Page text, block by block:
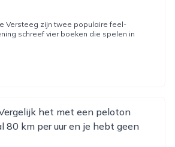
Versteeg zijn twee populaire feel-
schreef vier boeken die spelen in
het met een peloton
80 km per uur en je hebt geen